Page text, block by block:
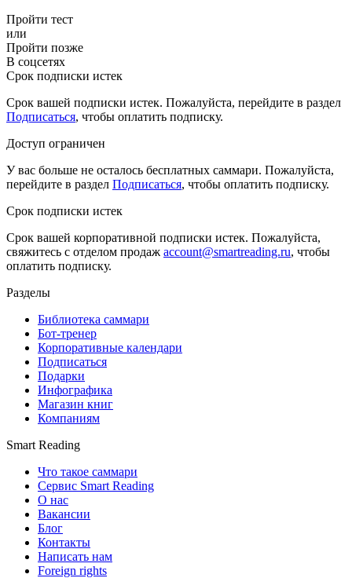
Пройти тест
или
Пройти позже
В соцсетях
Срок подписки истек
Срок вашей подписки истек. Пожалуйста, перейдите в раздел
Подписаться, чтобы оплатить подписку.
Доступ ограничен
У вас больше не осталось бесплатных саммари. Пожалуйста,
перейдите в раздел Подписаться, чтобы оплатить подписку.
Срок подписки истек
Срок вашей корпоративной подписки истек. Пожалуйста,
свяжитесь с отделом продаж account@smartreading.ru, чтобы
оплатить подписку.
Разделы
Библиотека саммари
Бот-тренер
Корпоративные календари
Подписаться
Подарки
Инфографика
Магазин книг
Компаниям
Smart Reading
Что такое саммари
Сервис Smart Reading
О нас
Вакансии
Блог
Контакты
Написать нам
Foreign rights